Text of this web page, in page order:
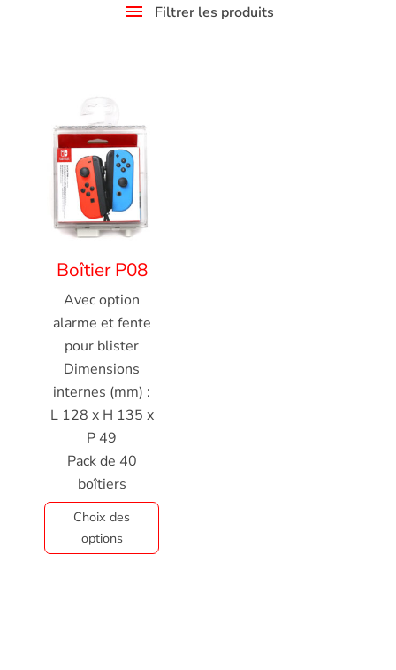
Filtrer les produits
Boîtier P08
Avec option
alarme et fente
pour blister
Dimensions
internes (mm) :
L 128 x H 135 x
P 49
Pack de 40
boîtiers
Choix des
options